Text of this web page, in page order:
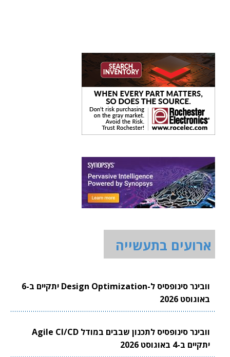
ארועים בתעשייה
וובינר סינופסיס ל-Design Optimization יתקיים ב-6
באוגוסט 2026
וובינר סינופסיס לתכנון שבבים במודל Agile CI/CD
יתקיים ב-4 באוגוסט 2026